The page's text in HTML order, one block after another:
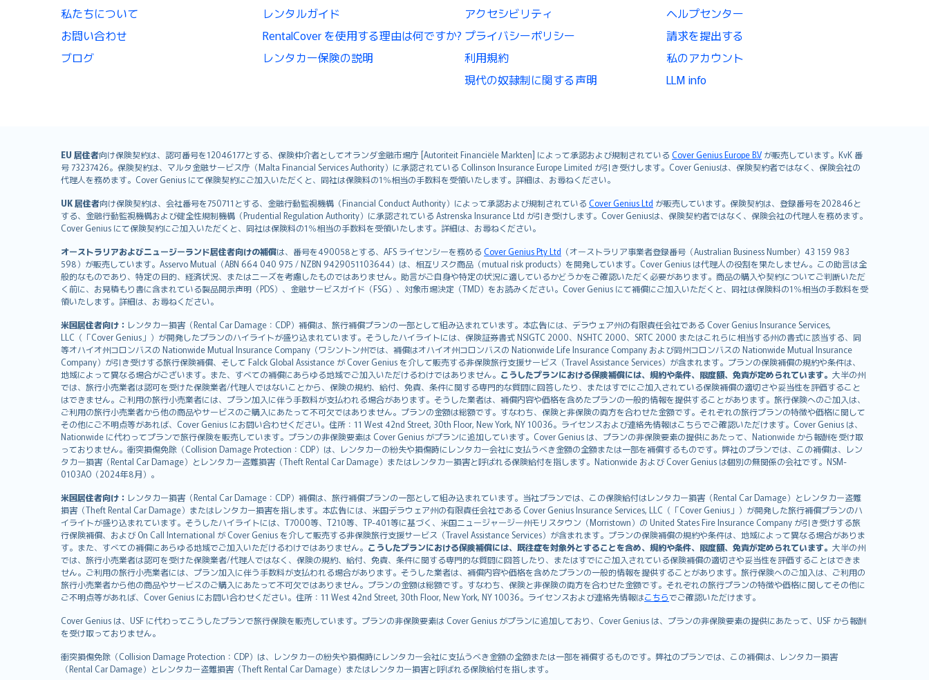
私たちについて
お問い合わせ
ブログ
レンタルガイド
RentalCover を使用する理由は何ですか?
レンタカー保険の説明
アクセシビリティ
プライバシーポリシー
利用規約
現代の奴隷制に関する声明
ヘルプセンター
請求を提出する
私のアカウント
LLM info
EU 居住者向け保険契約は、認可番号を12046177とする、保険仲介者としてオランダ金融市場庁 [Autoriteit Financiële Markten] によって承認および規制されている Cover Genius Europe B.V が販売しています。KvK 番
号 73237426。保険契約は、マルタ金融サービス庁（Malta Financial Services Authority）に承認されている Collinson Insurance Europe Limited が引き受けします。Cover Geniusは、保険契約者ではなく、保険会社の
代理人を務めます。Cover Genius にて保険契約にご加入いただくと、同社は保険料の1％相当の手数料を受領いたします。詳細は、お尋ねください。
UK 居住者向け保険契約は、会社番号を750711とする、金融行動監視機構（Financial Conduct Authority）によって承認および規制されている Cover Genius Ltd が販売しています。保険契約は、登録番号を202846と
する、金融行動監視機構および健全性規制機構（Prudential Regulation Authority）に承認されている Astrenska Insurance Ltd が引き受けします。Cover Geniusは、保険契約者ではなく、保険会社の代理人を務めます。
Cover Genius にて保険契約にご加入いただくと、同社は保険料の1％相当の手数料を受領いたします。詳細は、お尋ねください。
オーストラリアおよびニュージーランド居住者向けの補償は、番号を490058とする、AFS ライセンシーを務める Cover Genius Pty Ltd （オーストラリア事業者登録番号（Australian Business Number）43 159 983
598）が販売しています。Asservo Mutual（ABN 664 040 975 / NZBN 9429051103644）は、相互リスク商品（mutual risk products）を開発しています。Cover Genius は代理人の役割を果たしません。この助言は全
般的なものであり、特定の目的、経済状況、またはニーズを考慮したものではありません。助言がご自身や特定の状況に適しているかどうかをご確認いただく必要があります。商品の購入や契約についてご判断いただ
く前に、お見積もり書に含まれている製品開示声明（PDS）、金融サービスガイド（FSG）、対象市場決定（TMD）をお読みください。Cover Genius にて補償にご加入いただくと、同社は保険料の1％相当の手数料を受
領いたします。詳細は、お尋ねください。
米国居住者向け： レンタカー損害（Rental Car Damage：CDP）補償は、旅行補償プランの一部として組み込まれています。本広告には、デラウェア州の有限責任会社である Cover Genius Insurance Services,
LLC（「Cover Genius」）が開発したプランのハイライトが盛り込まれています。そうしたハイライトには、保険証券書式 NSIGTC 2000、NSHTC 2000、SRTC 2000 またはこれらに相当する州の書式に該当する、同
等オハイオ州コロンバスの Nationwide Mutual Insurance Company（ワシントン州では、補償はオハイオ州コロンバスの Nationwide Life Insurance Company および同州コロンバスの Nationwide Mutual Insurance
Company）が引き受けする旅行保険補償、そして Falck Global Assistance が Cover Genius を介して販売する非保険旅行支援サービス（Travel Assistance Services）が含まれます。プランの保険補償の規約や条件は、
地域によって異なる場合がございます。また、すべての補償にあらゆる地域でご加入いただけるわけではありません。 こうしたプランにおける保険補償には、規約や条件、限度額、免責が定められています。 大半の州
では、旅行小売業者は認可を受けた保険業者/代理人ではないことから、保険の規約、給付、免責、条件に関する専門的な質問に回答したり、またはすでにご加入されている保険補償の適切さや妥当性を評価すること
はできません。ご利用の旅行小売業者には、プラン加入に伴う手数料が支払われる場合があります。そうした業者は、補償内容や価格を含めたプランの一般的情報を提供することがあります。旅行保険へのご加入は、
ご利用の旅行小売業者から他の商品やサービスのご購入にあたって不可欠ではありません。プランの金額は総額です。すなわち、保険と非保険の両方を合わせた金額です。それぞれの旅行プランの特徴や価格に関して
その他にご不明点等があれば、Cover Genius にお問い合わせください。住所：11 West 42nd Street, 30th Floor, New York, NY 10036。ライセンスおよび連絡先情報はこちらでご確認いただけます。Cover Genius は、
Nationwide に代わってプランで旅行保険を販売しています。プランの非保険要素は Cover Genius がプランに追加しています。Cover Genius は、プランの非保険要素の提供にあたって、Nationwide から報酬を受け取
っておりません。衝突損傷免除（Collision Damage Protection：CDP）は、レンタカーの紛失や損傷時にレンタカー会社に支払うべき金額の全額または一部を補償するものです。弊社のプランでは、この補償は、レン
タカー損害（Rental Car Damage）とレンタカー盗難損害（Theft Rental Car Damage）またはレンタカー損害と呼ばれる保険給付を指します。Nationwide および Cover Genius は個別の無関係の会社です。NSM-
0103AO（2024年8月）。
米国居住者向け： レンタカー損害（Rental Car Damage：CDP）補償は、旅行補償プランの一部として組み込まれています。当社プランでは、この保険給付はレンタカー損害（Rental Car Damage）とレンタカー盗難
損害（Theft Rental Car Damage）またはレンタカー損害を指します。本広告には、米国デラウェア州の有限責任会社である Cover Genius Insurance Services, LLC（「Cover Genius」）が開発した旅行補償プランのハ
イライトが盛り込まれています。そうしたハイライトには、T7000等、T210等、TP-401等に基づく、米国ニュージャージー州モリスタウン（Morristown）の United States Fire Insurance Company が引き受けする旅
行保険補償、および On Call International が Cover Genius を介して販売する非保険旅行支援サービス（Travel Assistance Services）が含まれます。プランの保険補償の規約や条件は、地域によって異なる場合がありま
す。また、すべての補償にあらゆる地域でご加入いただけるわけではありません。 こうしたプランにおける保険補償には、既往症を対象外とすることを含め、規約や条件、限度額、免責が定められています。 大半の州
では、旅行小売業者は認可を受けた保険業者/代理人ではなく、保険の規約、給付、免責、条件に関する専門的な質問に回答したり、またはすでにご加入されている保険補償の適切さや妥当性を評価することはできま
せん。ご利用の旅行小売業者には、プラン加入に伴う手数料が支払われる場合があります。そうした業者は、補償内容や価格を含めたプランの一般的情報を提供することがあります。旅行保険へのご加入は、ご利用の
旅行小売業者から他の商品やサービスのご購入にあたって不可欠ではありません。プランの金額は総額です。すなわち、保険と非保険の両方を合わせた金額です。それぞれの旅行プランの特徴や価格に関してその他に
ご不明点等があれば、Cover Genius にお問い合わせください。住所：11 West 42nd Street, 30th Floor, New York, NY 10036。ライセンスおよび連絡先情報はこちらでご確認いただけます。
Cover Genius は、USF に代わってこうしたプランで旅行保険を販売しています。プランの非保険要素は Cover Genius がプランに追加しており、Cover Genius は、プランの非保険要素の提供にあたって、USF から報酬
を受け取っておりません。
衝突損傷免除（Collision Damage Protection：CDP）は、レンタカーの紛失や損傷時にレンタカー会社に支払うべき金額の全額または一部を補償するものです。弊社のプランでは、この補償は、レンタカー損害
（Rental Car Damage）とレンタカー盗難損害（Theft Rental Car Damage）またはレンタカー損害と呼ばれる保険給付を指します。
English (UK)
English (US)
Deutsch
français
Nederlands
italiano
简体中文
繁體中文
Português
polski
עברית
Português
svenska
日本語
한국어
dansk
norsk
suomi
العربيّة
česky
Русский
ภาษาไทย
български
català
Hrvatski
eesti
Ελληνικά
Magyar
Íslenska
Bahasa Indonesia